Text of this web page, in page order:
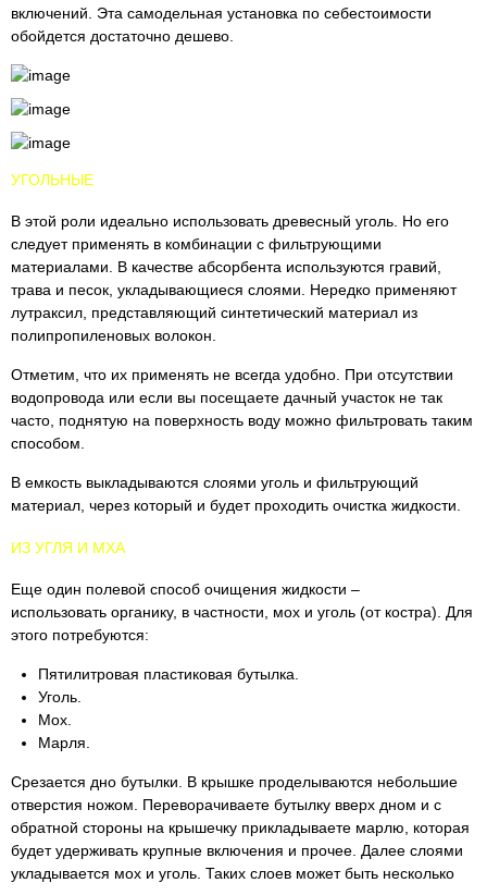
включений. Эта самодельная установка по себестоимости
обойдется достаточно дешево.
УГОЛЬНЫЕ
В этой роли идеально использовать древесный уголь. Но его
следует применять в комбинации с фильтрующими
материалами. В качестве абсорбента используются гравий,
трава и песок, укладывающиеся слоями. Нередко применяют
лутраксил, представляющий синтетический материал из
полипропиленовых волокон.
Отметим, что их применять не всегда удобно. При отсутствии
водопровода или если вы посещаете дачный участок не так
часто, поднятую на поверхность воду можно фильтровать таким
способом.
В емкость выкладываются слоями уголь и фильтрующий
материал, через который и будет проходить очистка жидкости.
ИЗ УГЛЯ И МХА
Еще один полевой способ очищения жидкости –
использовать органику, в частности, мох и уголь (от костра). Для
этого потребуются:
Пятилитровая пластиковая бутылка.
Уголь.
Мох.
Марля.
Срезается дно бутылки. В крышке проделываются небольшие
отверстия ножом. Переворачиваете бутылку вверх дном и с
обратной стороны на крышечку прикладываете марлю, которая
будет удерживать крупные включения и прочее. Далее слоями
укладывается мох и уголь. Таких слоев может быть несколько